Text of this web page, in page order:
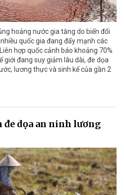
hoảng nước gia tăng do biến đổi
quốc gia đang đẩy mạnh các
hợp quốc cảnh báo khoảng 70%
đang suy giảm lâu dài, đe dọa
lương thực và sinh kế của gần 2
đe dọa an ninh lương